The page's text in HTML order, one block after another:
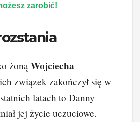
zarobić!
żoną Wojciecha
związek zakończył się w
latach to Danny
jej życie uczuciowe.